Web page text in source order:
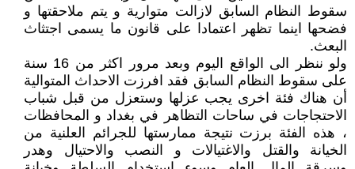
سقوط النظام السابق لازالت متوارية و يتم ملاحقتها و
فضحها اينما تظهر اعتمادا على قانون ما يسمى اجتثاث
البعث.
ولو ننظر الى الواقع اليوم وبعد مرور اكثر من 16 سنة
على سقوط النظام السابق فقد افرزت الاحداث المتوالية
أن هناك فئة اخرى يجب عزلها وستعزل من قبل شباب
الاحتجاجات في ساحات التظاهر في بغداد و المحافظات
، هذه الفئة برزت نتيجة ممارستها للجرائم العلنية من
الخيانة والقتل والاغتيالات و النصب والاحتيال وهدر